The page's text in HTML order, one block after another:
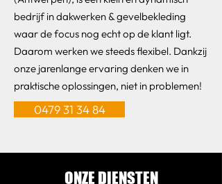
bedrijf in dakwerken & gevelbekleding
waar de focus nog echt op de klant ligt.
Daarom werken we steeds flexibel. Dankzij
onze jarenlange ervaring denken we in
praktische oplossingen, niet in problemen!
0479 31 34 84
ONZE DIENSTEN